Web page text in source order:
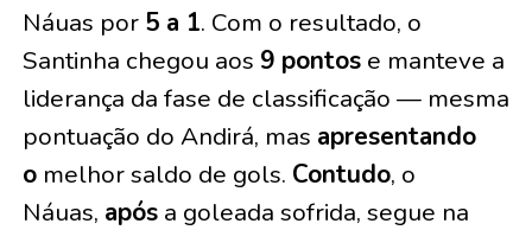
Náuas por 5 a 1. Com o resultado, o
Santinha chegou aos 9 pontose manteve a
liderança da fase de classificação — mesma
pontuação do Andirá, mas apresentando
omelhor saldo de gols. Contudo, o
Náuas, apósa goleada sofrida, segue na